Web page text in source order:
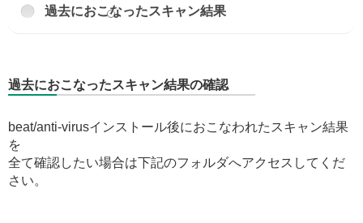
過去におこなったスキャン結果
過去におこなったスキャン結果の確認
beat/anti-virusインストール後におこなわれたスキャン結果
を
全て確認したい場合は下記のフォルダへアクセスしてくだ
さい。